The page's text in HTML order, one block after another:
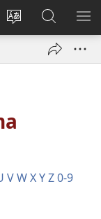
Shintsha
Ngena
(kuvulekaFuna
Ku-
JW.ORG
VWXYZ0-9